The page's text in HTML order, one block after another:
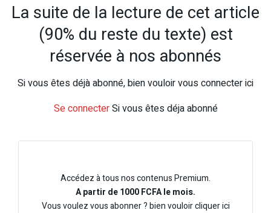
La suite de la lecture de cet article
(90% du reste du texte) est
réservée à nos abonnés
Si vous êtes déjà abonné, bien vouloir vous connecter ici
Se connecterSi vous êtes déja abonné
Accédez à tous nos contenus Premium.
A partir de 1000 FCFA le mois.
Vous voulez vous abonner ? bien vouloir cliquer ici